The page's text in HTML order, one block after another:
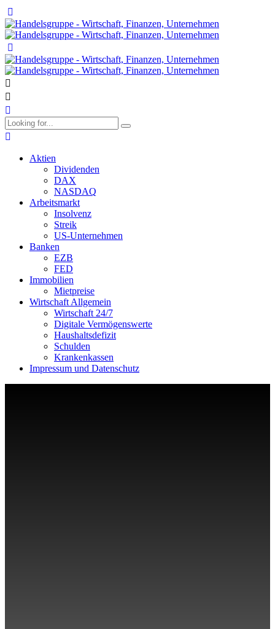
Aktien
Dividenden
DAX
NASDAQ
Arbeitsmarkt
Insolvenz
Streik
US-Unternehmen
Banken
EZB
FED
Immobilien
Mietpreise
Wirtschaft Allgemein
Wirtschaft 24/7
Digitale Vermögenswerte
Haushaltsdefizit
Schulden
Krankenkassen
Impressum und Datenschutz